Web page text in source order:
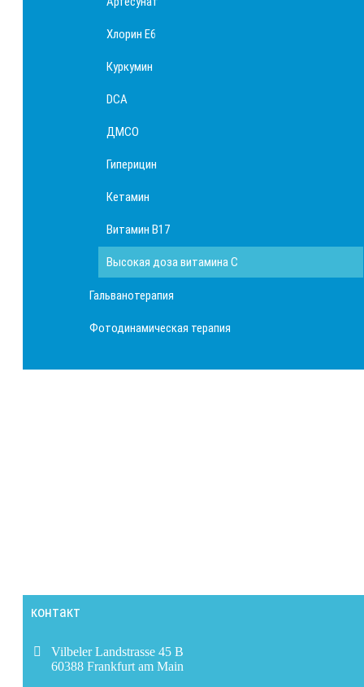
Хлорин Е6
Куркумин
DCA
ДМСО
Гиперицин
Кетамин
Витамин B17
Высокая доза витамина С
Гальванотерапия
Фотодинамическая терапия
контакт
Vilbeler Landstrasse 45 B
60388 Frankfurt am Main